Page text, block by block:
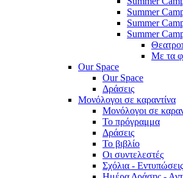
Summer
Summer
Summer
Με τα
Our Space
Our Space
Δράσεις
Μονόλογοι σε καραντίνα
Μονόλογοι σε
Το πρόγραμμα
Δράσεις
Το βιβλίο
Οι συντελεστές
Σχόλια - Εντυπώσεις